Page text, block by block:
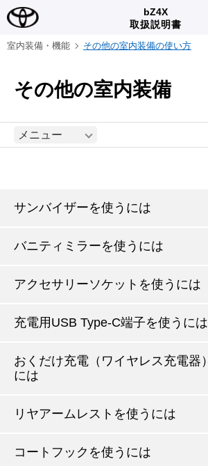
bZ4X
取扱説明書
室内装備・機能 その他の室内装備の使い方
その他の室内装備
メニュー
サンバイザーを使うには
バニティミラーを使うには
アクセサリーソケットを使うには
充電用USB Type-C端子を使うには
おくだけ充電（ワイヤレス充電器）
には
リヤアームレストを使うには
コートフックを使うには